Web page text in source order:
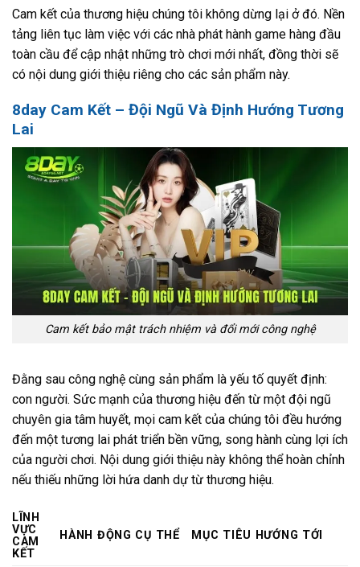
Cam kết của thương hiệu chúng tôi không dừng lại ở đó. Nền
tảng liên tục làm việc với các nhà phát hành game hàng đầu
toàn cầu để cập nhật những trò chơi mới nhất, đồng thời sẽ
có nội dung giới thiệu riêng cho các sản phẩm này.
8day Cam Kết – Đội Ngũ Và Định Hướng Tương
Lai
Cam kết bảo mật trách nhiệm và đổi mới công nghệ
Đằng sau công nghệ cùng sản phẩm là yếu tố quyết định:
con người. Sức mạnh của thương hiệu đến từ một đội ngũ
chuyên gia tâm huyết, mọi cam kết của chúng tôi đều hướng
đến một tương lai phát triển bền vững, song hành cùng lợi ích
của người chơi. Nội dung giới thiệu này không thể hoàn chỉnh
nếu thiếu những lời hứa danh dự từ thương hiệu.
LĨNH
VỰC
CAM
KẾT
HÀNH ĐỘNG CỤ THỂ MỤC TIÊU HƯỚNG TỚI